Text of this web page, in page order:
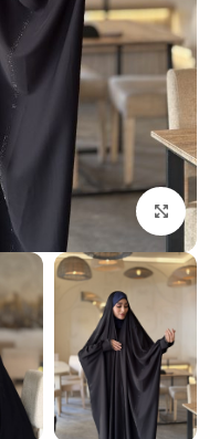
بزرگنمایی تصویر